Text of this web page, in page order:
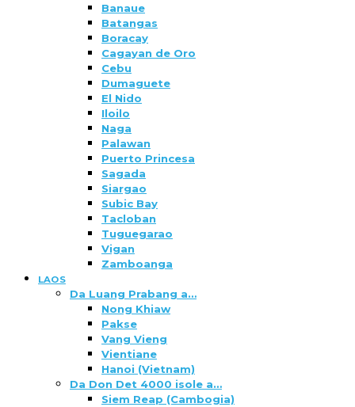
Banaue
Batangas
Boracay
Cagayan de Oro
Cebu
Dumaguete
El Nido
Iloilo
Naga
Palawan
Puerto Princesa
Sagada
Siargao
Subic Bay
Tacloban
Tuguegarao
Vigan
Zamboanga
LAOS
Da Luang Prabang a…
Nong Khiaw
Pakse
Vang Vieng
Vientiane
Hanoi (Vietnam)
Da Don Det 4000 isole a…
Siem Reap (Cambogia)